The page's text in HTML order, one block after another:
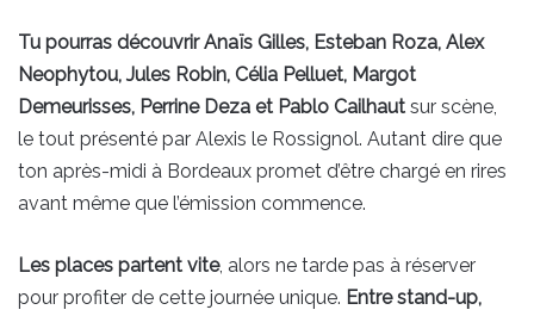
Tu pourras découvrir Anaïs Gilles, Esteban Roza, Alex
Neophytou, Jules Robin, Célia Pelluet, Margot
Demeurisses, Perrine Deza et Pablo Cailhaut sur scène,
le tout présenté par Alexis le Rossignol. Autant dire que
ton après-midi à Bordeaux promet d’être chargé en rires
avant même que l’émission commence.
Les places partent vite, alors ne tarde pas à réserver
pour profiter de cette journée unique. Entre stand-up,